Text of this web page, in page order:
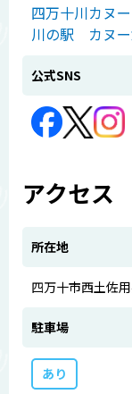
四万十川カヌ
川の駅 カヌー
公式SNS
アクセス
所在地
四万十市西土佐
駐車場
あり